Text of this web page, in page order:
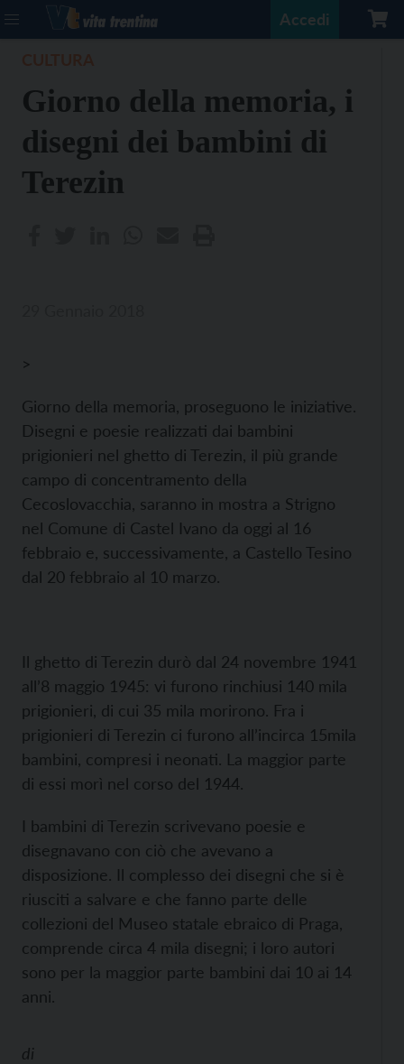
Accedi
Giorno della memoria, i
disegni dei bambini di
Terezin
>
Giorno della memoria, proseguono le iniziative.
Disegni e poesie realizzati dai bambini
prigionieri nel ghetto di Terezin, il più grande
campo di concentramento della
Cecoslovacchia, saranno in mostra a Strigno
nel Comune di Castel Ivano da oggi al 16
febbraio e, successivamente, a Castello Tesino
dal 20 febbraio al 10 marzo.
Il ghetto di Terezin durò dal 24 novembre 1941
all’8 maggio 1945: vi furono rinchiusi 140 mila
prigionieri, di cui 35 mila morirono. Fra i
prigionieri di Terezin ci furono all’incirca 15mila
bambini, compresi i neonati. La maggior parte
di essi morì nel corso del 1944.
I bambini di Terezin scrivevano poesie e
disegnavano con ciò che avevano a
disposizione. Il complesso dei disegni che si è
riusciti a salvare e che fanno parte delle
collezioni del Museo statale ebraico di Praga,
comprende circa 4 mila disegni; i loro autori
sono per la maggior parte bambini dai 10 ai 14
anni.
di